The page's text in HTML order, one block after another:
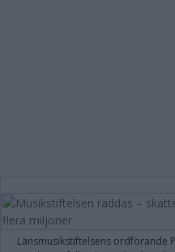
Länsmusikstiftelsens ordförande